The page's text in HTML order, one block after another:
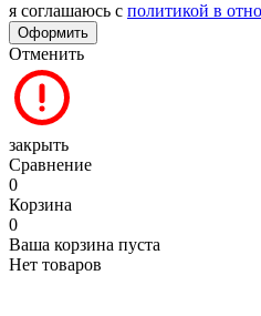
я соглашаюсь с политикой в
Оформить
Отменить
закрыть
Сравнение
0
Корзина
0
Ваша корзина пуста
Нет товаров